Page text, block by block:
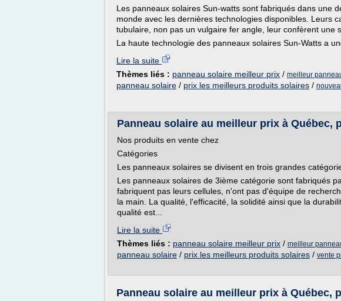
Les panneaux solaires Sun-watts sont fabriqués dans une
monde avec les dernières technologies disponibles. Leurs
tubulaire, non pas un vulgaire fer angle, leur confèrent une
La haute technologie des panneaux solaires Sun-Watts a
Lire la suite
Thèmes liés : panneau solaire meilleur prix / meilleur
panneau solaire / prix les meilleurs produits solaires /
Panneau solaire au meilleur prix à Québec,
Nos produits en vente chez
Catégories
Les panneaux solaires se divisent en trois grandes
Les panneaux solaires de 3ième catégorie sont fabriqués
fabriquent pas leurs cellules, n'ont pas d'équipe de
la main. La qualité, l'efficacité, la solidité ainsi que la
qualité est...
Lire la suite
Thèmes liés : panneau solaire meilleur prix / meilleur
panneau solaire / prix les meilleurs produits solaires / vente
Panneau solaire au meilleur prix à Québec,